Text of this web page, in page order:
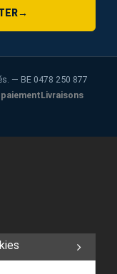
→
— BE 0478 250 877
Livraisons